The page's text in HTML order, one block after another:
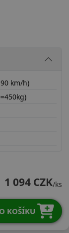
km/h)
1 094 CZK/ks
KOŠÍKU